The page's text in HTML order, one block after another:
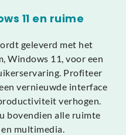
11 en ruime
geleverd met het
Windows 11, voor een
Profiteer
vernieuwde interface
verhogen.
bovendien alle ruimte
multimedia.